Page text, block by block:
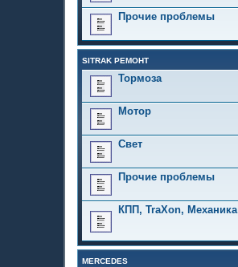
Прочие проблемы
SITRAK РЕМОНТ
Тормоза
Мотор
Свет
Прочие проблемы
КПП, TraXon, Механика
MERCEDES